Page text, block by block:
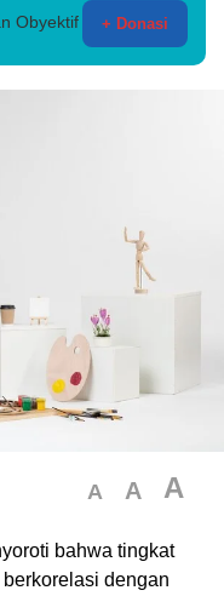
Obyektif + Donasi
A A A
bahwa tingkat
dengan